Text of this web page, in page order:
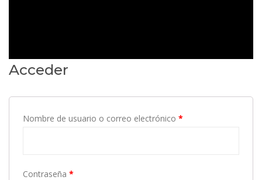
Acceder
Nombre de usuario o correo electrónico *
Contraseña *